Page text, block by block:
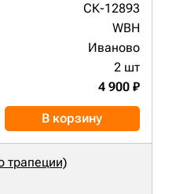
СК-12893
WBH
Иваново
2 шт
4 900 ₽
В корзину
трапеции)